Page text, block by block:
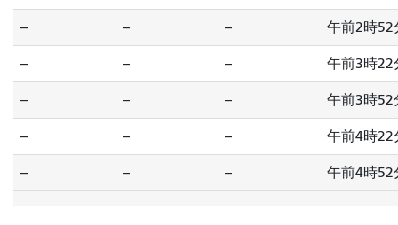
-- -- -- 午前2時52
-- -- -- 午前3時22
-- -- -- 午前3時52
-- -- -- 午前4時22
-- -- -- 午前4時52